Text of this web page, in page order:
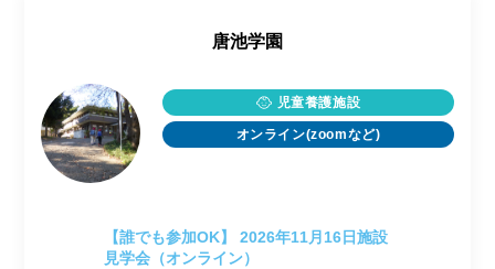
唐池学園
児童養護施設
オンライン(zoomなど)
【誰でも参加OK】 2026年11月16日施設
見学会（オンライン）